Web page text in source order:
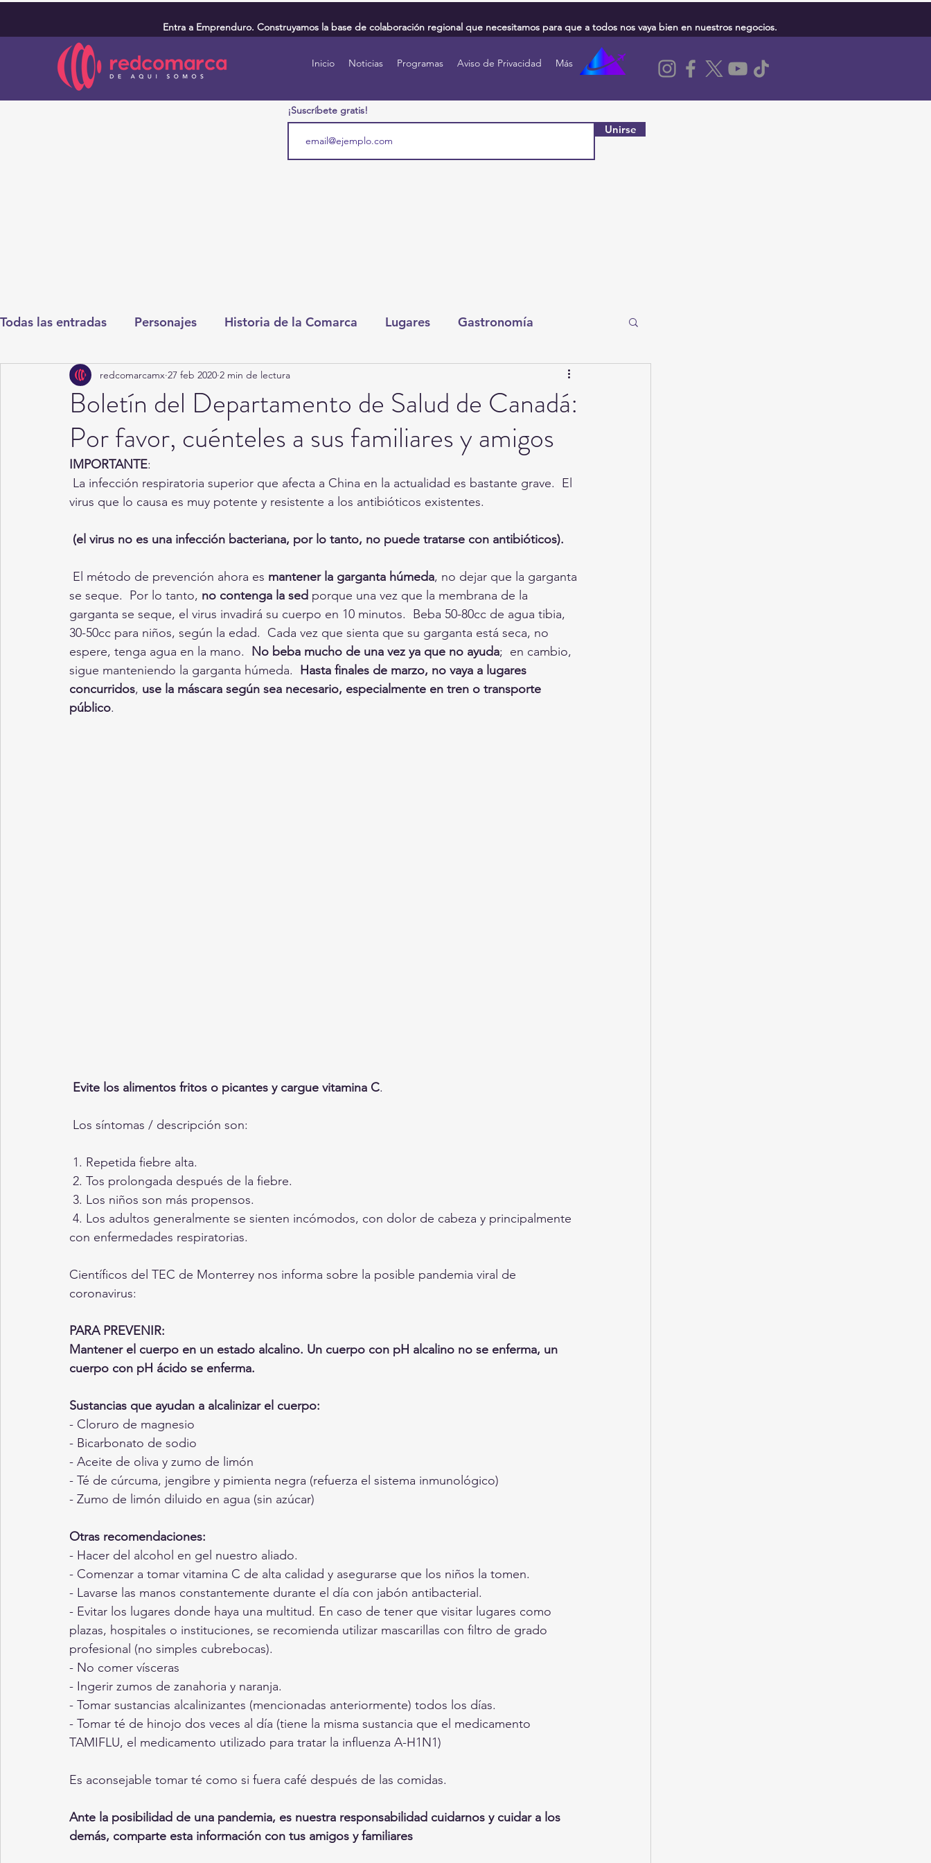
Entra a Emprenduro. Construyamos la base de colaboración regional que necesitamos para que a todos nos vaya bien en nuestros negocios.
Inicio Noticias Programas Aviso de Privacidad Más
¡Suscríbete gratis!
Unirse
Todas las entradas Personajes Historia de la Comarca Lugares Gastronomía
Deportes Salud Entretenimiento Torreón
Round Cero Columnistas CDMX Nacionales Internacionales Tecnología
Chismes Qué Curioso Gómez Palacio Comics Derechairos Fragmentos de la Historia
Durango Titulares en Inicio Coahuila Investigaciones Rapidín Político
Santa Aurelia de los Vientos San Pedro
Boletín del Departamento de Salud de Canadá:
Por favor, cuénteles a sus familiares y amigos
redcomarcamx 27 feb 2020 2 min de lectura
IMPORTANTE:
virus que lo causa es muy potente y resistente a los antibióticos existentes.
(el virus no es una infección bacteriana, por lo tanto, no puede tratarse con antibióticos).
El método de prevención ahora es mantener la garganta húmeda, no dejar que la garganta
se seque.  Por lo tanto, no contenga la sed porque una vez que la membrana de la
garganta se seque, el virus invadirá su cuerpo en 10 minutos.  Beba 50-80cc de agua tibia,
30-50cc para niños, según la edad.  Cada vez que sienta que su garganta está seca, no
espere, tenga agua en la mano. No beba mucho de una vez ya que no ayuda;  en cambio,
sigue manteniendo la garganta húmeda. Hasta finales de marzo, no vaya a lugares
concurridos, use la máscara según sea necesario, especialmente en tren o transporte
público.
Evite los alimentos fritos o picantes y cargue vitamina C.
Los síntomas / descripción son:
1. Repetida fiebre alta.
2. Tos prolongada después de la fiebre.
3. Los niños son más propensos.
con enfermedades respiratorias.
Científicos del TEC de Monterrey nos informa sobre la posible pandemia viral de
coronavirus:
PARA PREVENIR:
Mantener el cuerpo en un estado alcalino. Un cuerpo con pH alcalino no se enferma, un
cuerpo con pH ácido se enferma.
Sustancias que ayudan a alcalinizar el cuerpo:
- Cloruro de magnesio
- Bicarbonato de sodio
- Aceite de oliva y zumo de limón
- Té de cúrcuma, jengibre y pimienta negra (refuerza el sistema inmunológico)
- Zumo de limón diluido en agua (sin azúcar)
Otras recomendaciones:
- Hacer del alcohol en gel nuestro aliado.
- Comenzar a tomar vitamina C de alta calidad y asegurarse que los niños la tomen.
- Lavarse las manos constantemente durante el día con jabón antibacterial.
- Evitar los lugares donde haya una multitud. En caso de tener que visitar lugares como
plazas, hospitales o instituciones, se recomienda utilizar mascarillas con filtro de grado
profesional (no simples cubrebocas).
- No comer vísceras
- Ingerir zumos de zanahoria y naranja.
- Tomar sustancias alcalinizantes (mencionadas anteriormente) todos los días.
- Tomar té de hinojo dos veces al día (tiene la misma sustancia que el medicamento
TAMIFLU, el medicamento utilizado para tratar la influenza A-H1N1)
Es aconsejable tomar té como si fuera café después de las comidas.
Ante la posibilidad de una pandemia, es nuestra responsabilidad cuidarnos y cuidar a los
demás, comparte esta información con tus amigos y familiares